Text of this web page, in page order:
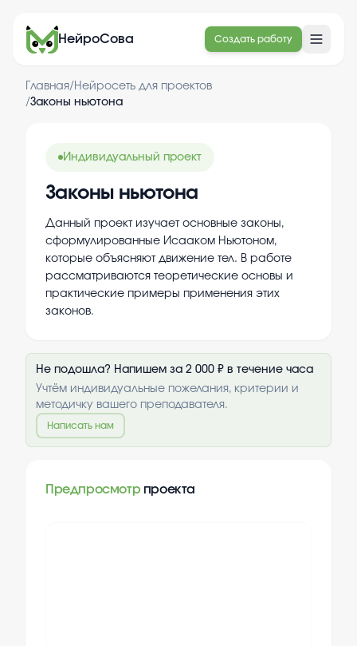
НейроСова Создать работу
Главная/ Нейросеть для проектов
/Законы ньютона
Индивидуальный проект
Законы ньютона
Данный проект изучает основные законы,
сформулированные Исааком Ньютоном,
которые объясняют движение тел. В работе
рассматриваются теоретические основы и
практические примеры применения этих
законов.
Не подошла? Напишем за 2 000 ₽ в течение часа
Учтём индивидуальные пожелания, критерии и
методичку вашего преподавателя.
Написать нам
Предпросмотр проекта